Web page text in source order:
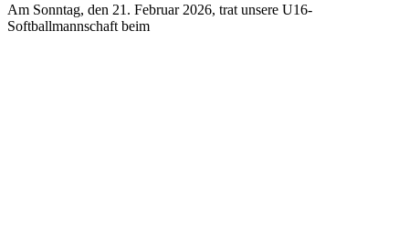
Am Sonntag, den 21. Februar 2026, trat unsere U16-
Softballmannschaft beim